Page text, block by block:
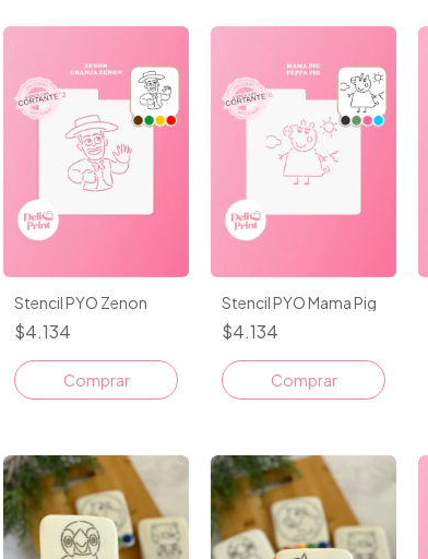
Stencil PYO Zenon
$4.134
Comprar
Stencil PYO Mama Pig
$4.134
Comprar